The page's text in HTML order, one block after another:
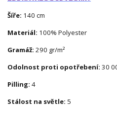
Šíře: 140 cm
Materiál: 100% Polyester
Gramáž: 290 gr/m²
Odolnost proti opotřebení: 30
Pilling: 4
Stálost na světle: 5